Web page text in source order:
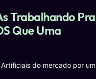
Trabalhando Pra
Que Uma
do mercado por um